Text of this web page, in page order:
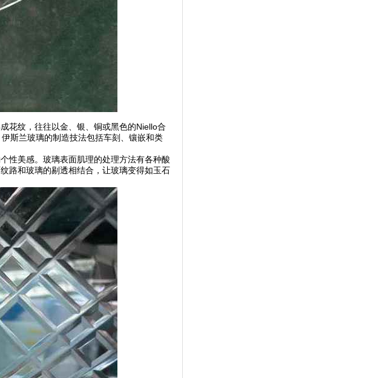
花纹，往往以金、银、铜或黑色的Niello合
斯兰玻璃的制造技法包括车刻、镶嵌和类
性美感。玻璃表面肌理的处理方法有各种酸
路和玻璃的剔透相结合，让玻璃变得如玉石